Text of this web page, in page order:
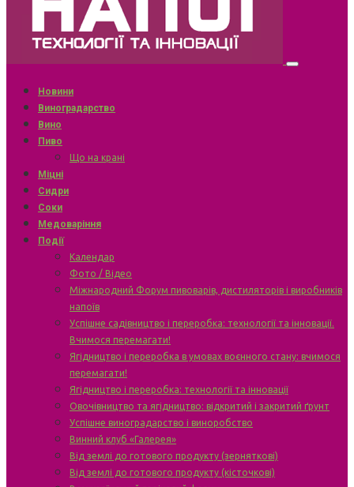
Новини
Виноградарство
Вино
Пиво
Що на крані
Міцні
Сидри
Соки
Медоваріння
Події
Календар
Фото / Відео
Міжнародний Форум пивоварів, дистиляторів і виробників
напоїв
Успішне садівництво і переробка: технології та інновації.
Вчимося перемагати!
Ягідництво і переробка в умовах воєнного стану: вчимося
перемагати!
Ягідництво і переробка: технології та інновації
Овочівництво та ягідництво: відкритий і закритий ґрунт
Успішне виноградарство і виноробство
Винний клуб «Галерея»
Від землі до готового продукту (зерняткові)
Від землі до готового продукту (кісточкові)